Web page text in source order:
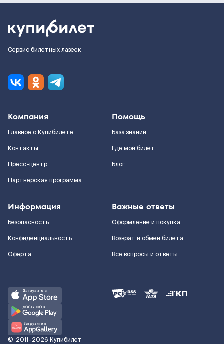
Сервис билетных лазеек
Компания
Главное о Купибилете
Контакты
Пресс-центр
Партнерская программа
Помощь
База знаний
Где мой билет
Блог
Информация
Безопасность
Конфиденциальность
Оферта
Важные ответы
Оформление и покупка
Возврат и обмен билета
Все вопросы и ответы
© 2011–2026 Купибилет